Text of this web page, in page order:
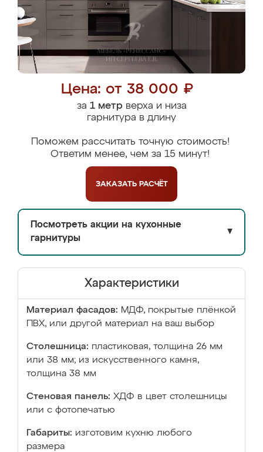
Цена: от 38 000 ₽
за 1 метрверха и низа
гарнитура в длину
Поможем рассчитать точную стоимость!
Ответим менее, чем за 15 минут!
ЗАКАЗАТЬ РАСЧЁТ
Посмотреть акции на кухонные
гарнитуры
▼
Характеристики
Материал фасадов: МДФ, покрытые плёнкой
ПВХ, или другой материал на ваш выбор
Столешница: пластиковая, толщина 26 мм
или 38 мм; из искусственного камня,
толщина 38 мм
Стеновая панель: ХДФ в цвет столешницы
или с фотопечатью
Габариты: изготовим кухню любого
размера